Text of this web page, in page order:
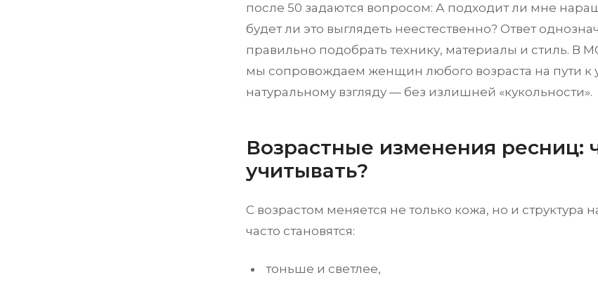
после 50 задаются вопросом: А подходит ли мне
будет ли это выглядеть неестественно? Ответ
правильно подобрать технику, материалы и стиль. В
мы сопровождаем женщин любого возраста на пути к
натуральному взгляду — без излишней «кукольности».
Возрастные изменения ресниц:
учитывать?
С возрастом меняется не только кожа, но и структура
часто становятся:
тоньше и светлее,